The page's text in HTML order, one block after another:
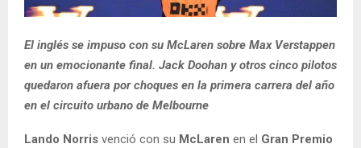
El inglés se impuso con su McLaren sobre Max Verstappen
en un emocionante final. Jack Doohan y otros cinco pilotos
quedaron afuera por choques en la primera carrera del año
en el circuito urbano de Melbourne
Lando Norris venció con su McLaren en el Gran Premio